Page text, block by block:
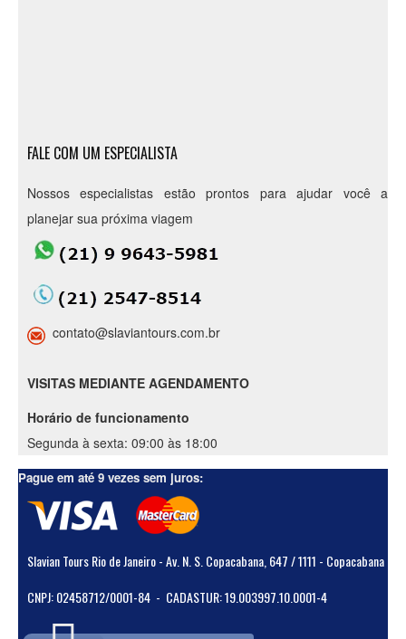
FALE COM UM ESPECIALISTA
Nossos especialistas estão prontos para ajudar você a
planejar sua próxima viagem
contato@slaviantours.com.br
VISITAS MEDIANTE AGENDAMENTO
Horário de funcionamento
Segunda à sexta: 09:00 às 18:00
Pague em até 9 vezes sem juros:
Slavian Tours Rio de Janeiro - Av. N. S. Copacabana, 647 / 1111 - Copacabana
CNPJ: 02458712/0001-84 - CADASTUR: 19.003997.10.0001-4